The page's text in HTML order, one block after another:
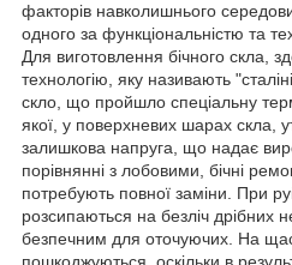
факторів навколишнього
одного за функціональністю та
Для виготовлення бічного скла,
технологію, яку називають
скло, що пройшло спеціальну
якої, у поверхневих шарах скла,
залишкова напруга, що надає
порівнянні з лобовими, бічні
потребують повної заміни. При
розсипаються на безліч дрібних
безпечним для оточуючих. На